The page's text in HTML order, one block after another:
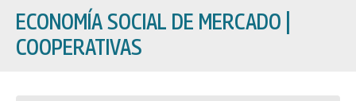
ECONOMÍA SOCIAL DE MERCADO
COOPERATIVAS